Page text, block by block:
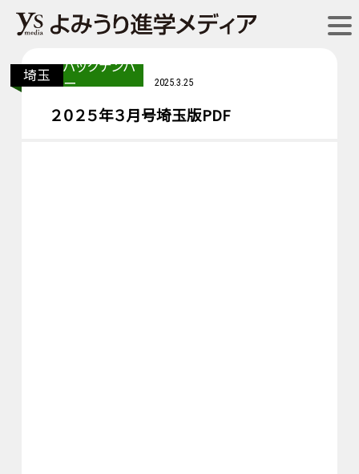
埼玉
バックナンバ
ー
2025.3.25
２０２５年３月号埼玉版PDF